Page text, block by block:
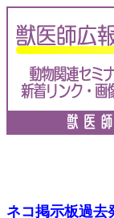
ネコ掲示板過去